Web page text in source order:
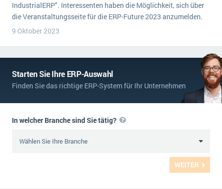
IndustrialERP". Interessenten haben die Möglichkeit, sich über
die Veranstaltungsseite für die ERP-Future 2023 anzumelden.
9 Oktober 2023
Starten Sie Ihre ERP-Auswahl
Finden Sie das richtige ERP-System für Ihr Unternehmen
WEITER
In welcher Branche sind Sie tätig?